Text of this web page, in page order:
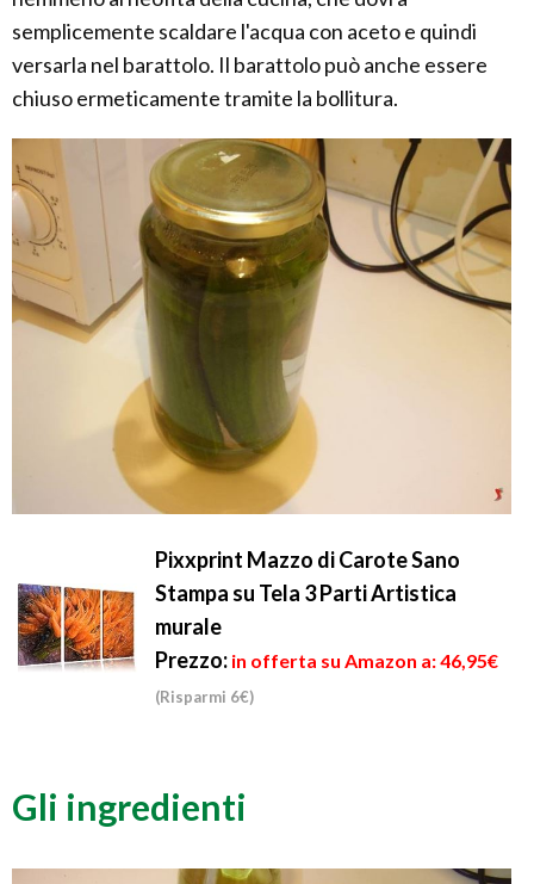
semplicemente scaldare l'acqua con aceto e quindi
versarla nel barattolo. Il barattolo può anche essere
chiuso ermeticamente tramite la bollitura.
Pixxprint Mazzo di Carote Sano
Stampa su Tela 3 Parti Artistica
murale
Prezzo: in offerta su Amazon a: 46,95€
(Risparmi 6€)
Gli ingredienti